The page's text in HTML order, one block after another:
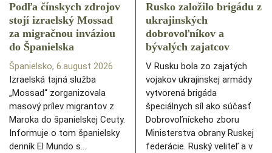
Podľa čínskych zdrojov
stojí izraelský Mossad
za migračnou inváziou
do Španielska
Španielsko, 6.august 2026
Izraelská tajná služba
„Mossad“ zorganizovala
masový prílev migrantov z
Maroka do španielskej Ceuty.
Informuje o tom španielsky
denník El Mundo s…
Rusko založilo brigádu z
ukrajinských
dobrovoľníkov a
bývalých zajatcov
V Rusku bola zo zajatých
vojakov ukrajinskej armády
vytvorená brigáda
špeciálnych síl ako súčasť
Dobrovoľníckeho zboru
Ministerstva obrany Ruskej
federácie. Ruský veliteľ a v